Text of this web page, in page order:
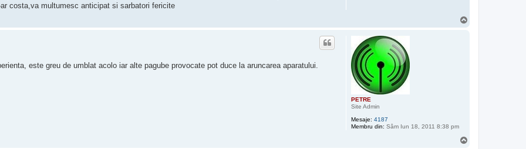
costa,va multumesc anticipat si sarbatori fericite
PETRE
Site Admin
Mesaje: 4187
Membru din: Sâm Iun 18, 2011 8:38 pm
este greu de umblat acolo iar alte pagube provocate pot duce la aruncarea aparatului.